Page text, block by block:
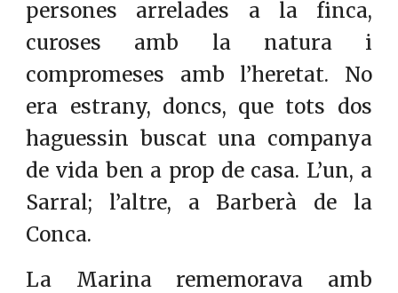
persones arrelades a la finca,
curoses amb la natura i
compromeses amb l’heretat. No
era estrany, doncs, que tots dos
haguessin buscat una companya
de vida ben a prop de casa. L’un, a
Sarral; l’altre, a Barberà de la
Conca.
La Marina rememorava amb